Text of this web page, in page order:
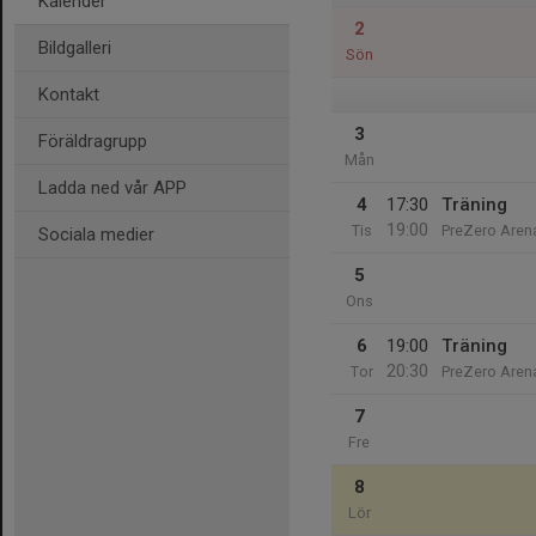
Bildgalleri
Kontakt
Föräldragrupp
Ladda ned vår APP
Sociala medier
2
Sön
3
Mån
4
Tis
17:30
19:00
Träning
PreZero
5
Ons
6
Tor
19:00
20:30
Träning
PreZero
7
Fre
8
Lör